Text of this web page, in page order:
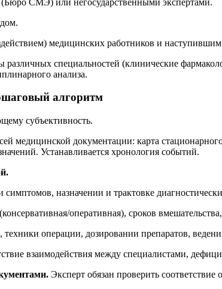
медицинских работников и
различных специальностей (клинические
анализа.
алгоритм
субъективность.
медицинской документации: карта
Устанавливается хронология событий.
назначении и трактовке
оперативная), сроков
операции, дозировании препаратов,
взаимодействия между специалистами,
Эксперт обязан проверить